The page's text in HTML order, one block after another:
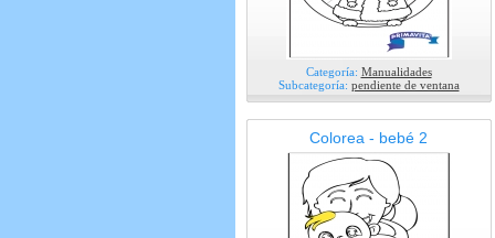
Categoría: Manualidades
Subcategoría: pendiente de ventana
Colorea - bebé 2